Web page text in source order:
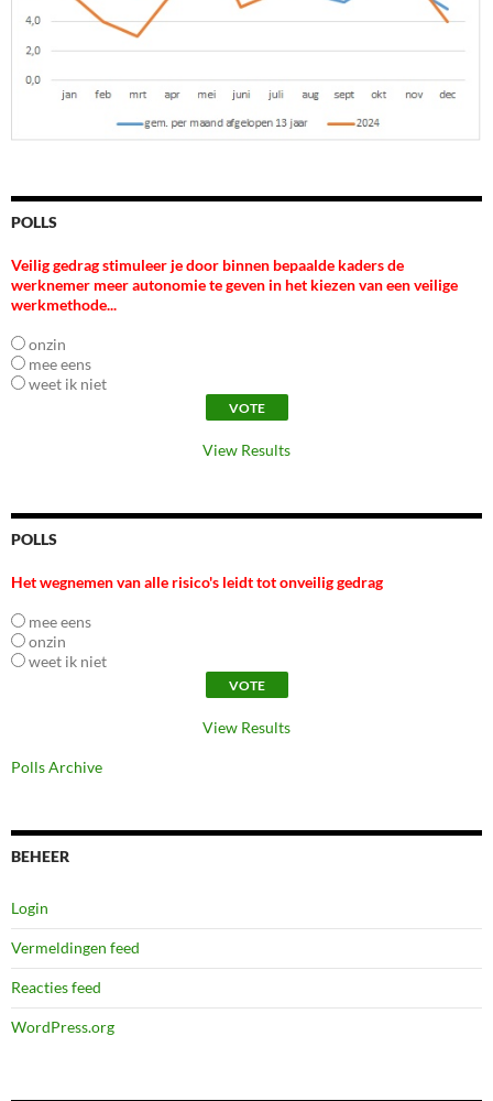
POLLS
Veilig gedrag stimuleer je door binnen bepaalde kaders de
werknemer meer autonomie te geven in het kiezen van een veilige
werkmethode...
onzin
mee eens
weet ik niet
View Results
POLLS
Het wegnemen van alle risico's leidt tot onveilig gedrag
mee eens
onzin
weet ik niet
View Results
Polls Archive
BEHEER
Login
Vermeldingen feed
Reacties feed
WordPress.org